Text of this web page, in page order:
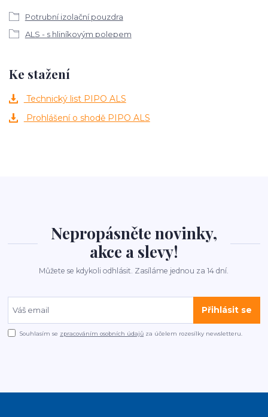
Potrubní izolační pouzdra
ALS - s hliníkovým polepem
Ke stažení
Technický list PIPO ALS
Prohlášení o shodě PIPO ALS
Nepropásněte novinky,
akce a slevy!
Můžete se kdykoli odhlásit. Zasíláme jednou za 14 dní.
Přihlásit se
Souhlasím se zpracováním osobních údajů za účelem rozesílky newsletteru.